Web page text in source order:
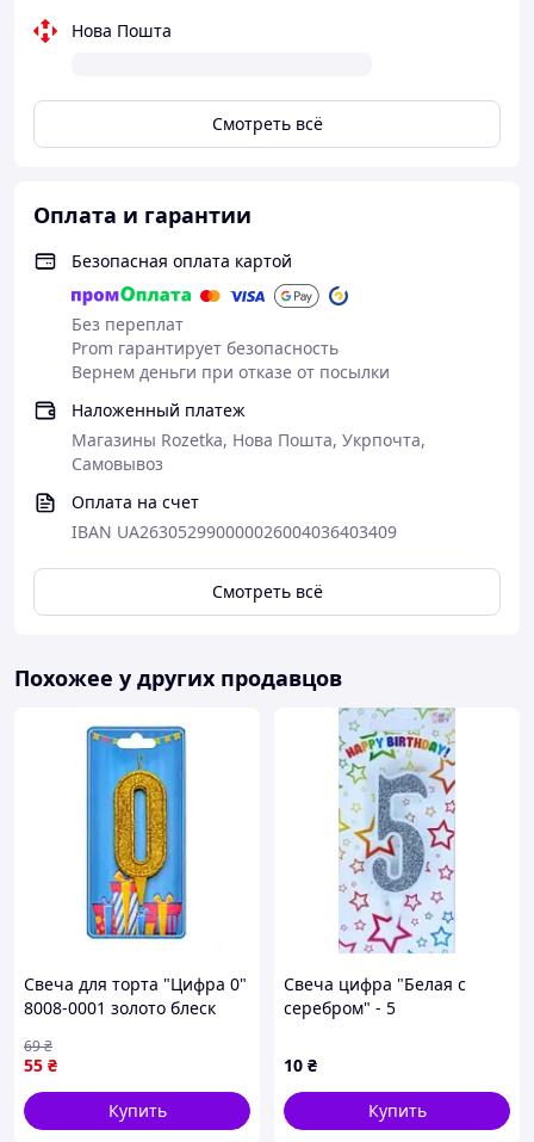
Нова Пошта
Смотреть всё
Оплата и гарантии
Безопасная оплата картой
Без переплат
Prom гарантирует безопасность
Вернем деньги при отказе от посылки
Наложенный платеж
Магазины Rozetka, Нова Пошта, Укрпочта,
Самовывоз
Оплата на счет
IBAN UA263052990000026004036403409
Смотреть всё
Похожее у других продавцов
Свеча для торта "Цифра 0"
8008-0001 золото блеск
55 ₴
69₴
Купить
Свеча цифра "Белая с
серебром" - 5
10 ₴
Купить